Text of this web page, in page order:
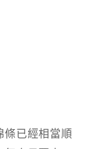
條已經相當順